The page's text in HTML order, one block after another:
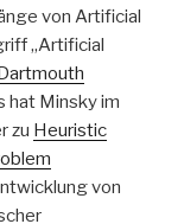
von Artificial
„Artificial
hat Minsky im
zu Heuristic
von